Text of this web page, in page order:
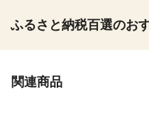
ふるさと納税百選のお
関連商品